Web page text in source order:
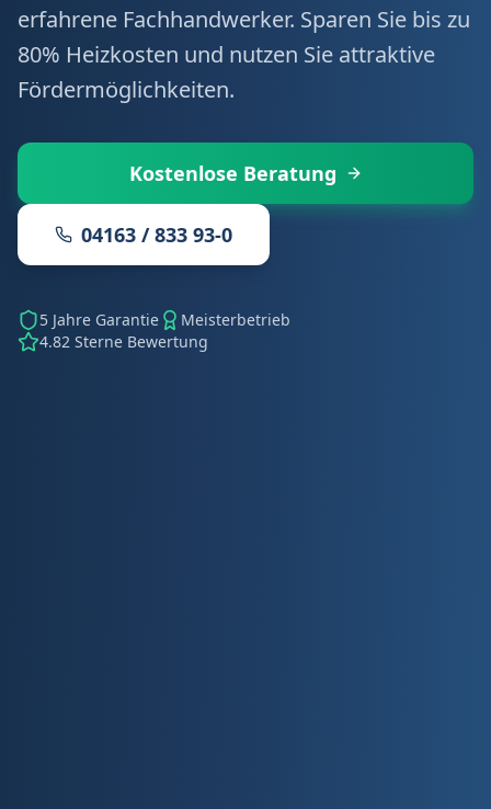
erfahrene Fachhandwerker. Sparen Sie bis zu
80% Heizkosten und nutzen Sie attraktive
Fördermöglichkeiten.
Kostenlose Beratung
04163 / 833 93-0
5 Jahre Garantie
Meisterbetrieb
4.82 Sterne Bewertung